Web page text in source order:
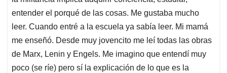
entender el porqué de las cosas. Me gustaba mucho
leer. Cuando entré a la escuela ya sabía leer. Mi mamá
me enseñó. Desde muy jovencito me leí todas las obras
de Marx, Lenin y Engels. Me imagino que entendí muy
poco (se ríe) pero sí la explicación de lo que es la